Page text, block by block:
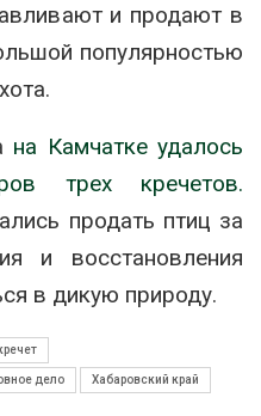
и продают в
популярностью
на Камчатке удалось
трех кречетов.
продать птиц за
и восстановления
в дикую природу.
дело Хабаровский край